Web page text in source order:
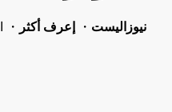
نيوزاليست إعرف أكثر